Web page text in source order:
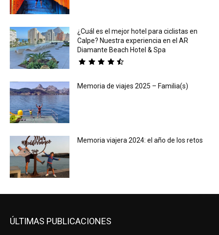
¿Cuál es el mejor hotel para ciclistas en
Calpe? Nuestra experiencia en el AR
Diamante Beach Hotel & Spa
Memoria de viajes 2025 – Familia(s)
Memoria viajera 2024: el año de los retos
ÚLTIMAS PUBLICACIONES